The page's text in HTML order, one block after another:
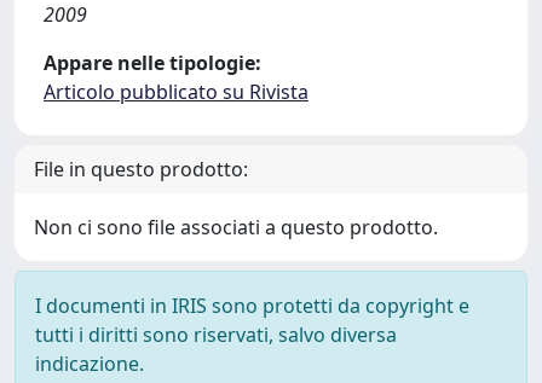
2009
Appare nelle tipologie:
Articolo pubblicato su Rivista
File in questo prodotto:
Non ci sono file associati a questo prodotto.
I documenti in IRIS sono protetti da copyright e
tutti i diritti sono riservati, salvo diversa
indicazione.